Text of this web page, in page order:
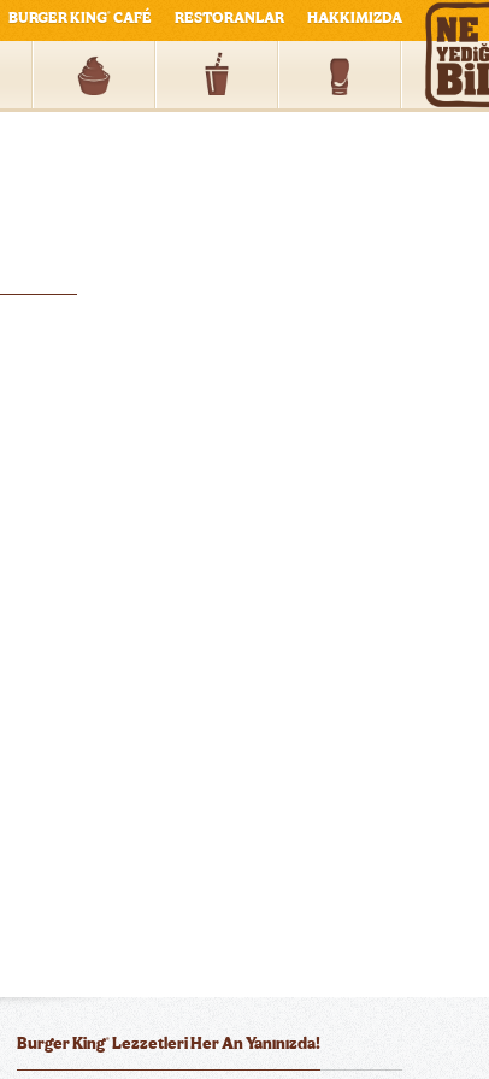
BURGER KING® CAFÉ RESTORANLAR HAKKIMIZDA
Burger King® Lezzetleri Her An Yanınızda!